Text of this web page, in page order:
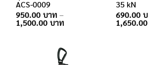
ACS-0009
950.00
–
1,500.00
through
1,500.00฿
35 kN
690.00
1,650.00